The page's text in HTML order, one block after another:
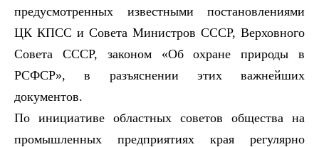
предусмотренных известными постановлениями
ЦК КПСС и Совета Министров СССР, Верховного
Совета СССР, законом «Об охране природы в
РСФСР», в разъяснении этих важнейших
документов.
По инициативе областных советов общества на
промышленных предприятиях края регулярно